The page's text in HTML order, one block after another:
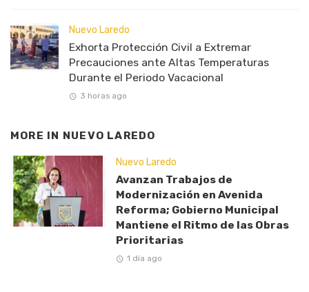
Nuevo Laredo
Exhorta Protección Civil a Extremar
Precauciones ante Altas Temperaturas
Durante el Periodo Vacacional
3 horas ago
MORE IN NUEVO LAREDO
Nuevo Laredo
Avanzan Trabajos de
Modernización en Avenida
Reforma; Gobierno Municipal
Mantiene el Ritmo de las Obras
Prioritarias
1 día ago